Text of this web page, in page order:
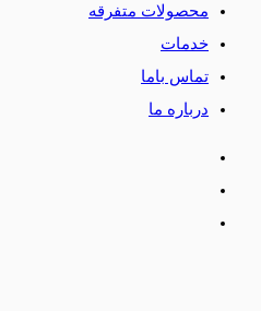
محصولات متفرقه
خدمات
تماس باما
درباره ما